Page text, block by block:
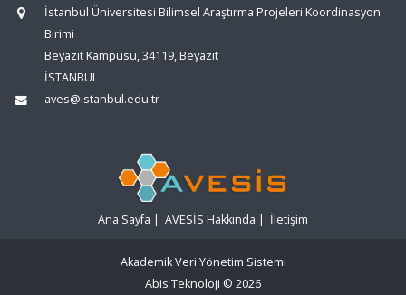
İstanbul Üniversitesi Bilimsel Araştırma Projeleri Koordinasyon
Birimi
Beyazıt Kampüsü, 34119, Beyazıt
İSTANBUL
aves@istanbul.edu.tr
Ana Sayfa | AVESİS Hakkında | İletişim
Akademik Veri Yönetim Sistemi
Abis Teknoloji © 2026